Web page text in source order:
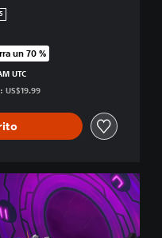
original de US$19.99
un 70 %
UTC
US$19.99